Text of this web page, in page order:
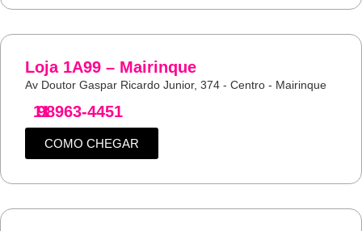
Loja 1A99 – Mairinque
Av Doutor Gaspar Ricardo Junior, 374 - Centro - Mairinque
11
98963-4451
COMO CHEGAR